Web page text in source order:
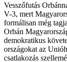
Vesszőfutás
V-3, mert
formálisan még
Orbán
demokratikus
országokat az
csatlakozás